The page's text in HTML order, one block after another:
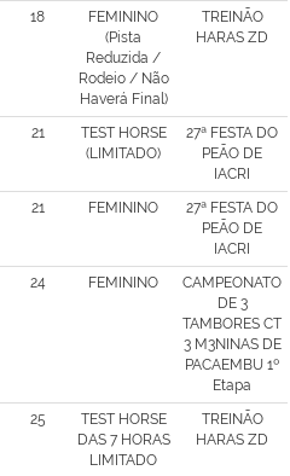
18
FEMININO
(Pista
Reduzida /
Rodeio / Não
Haverá Final)
TREINÃO
HARAS ZD
21
TEST HORSE
(LIMITADO)
27ª FESTA DO
PEÃO DE
IACRI
21 FEMININO
27ª FESTA DO
PEÃO DE
IACRI
24 FEMININO
CAMPEONATO
DE 3
TAMBORES CT
3 M3NINAS DE
PACAEMBU 1º
Etapa
25
TEST HORSE
DAS 7 HORAS
LIMITADO
TREINÃO
HARAS ZD